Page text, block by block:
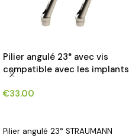
Pilier angulé 23° avec vis
compatible avec les implants
LEVEL® RN SYSTEM*
€33.00
Pilier angulé 23° STRAUMANN